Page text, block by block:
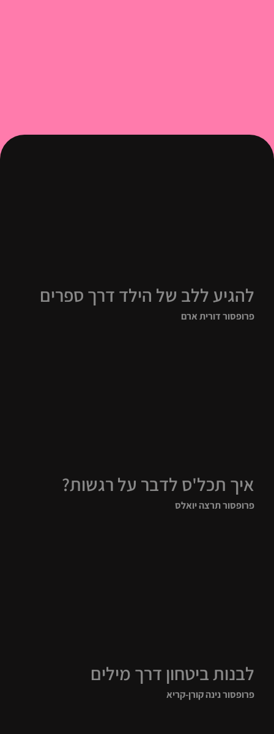
להגיע ללב של הילד דרך ספרים
פרופסור דורית ארם
איך תכל'ס לדבר על רגשות?
פרופסור תרצה יואלס
לבנות ביטחון דרך מילים
פרופסור נינה קורן-קריא